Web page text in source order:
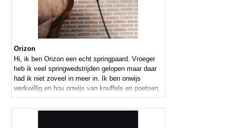
Orizon
Hi, ik ben Orizon een echt springpaard. Vroeger
heb ik veel springwedstrijden gelopen maar daar
had ik niet zoveel in meer in. Ik ben onwijs
werkwillig en hou onwijs van knuffels en poetsen.